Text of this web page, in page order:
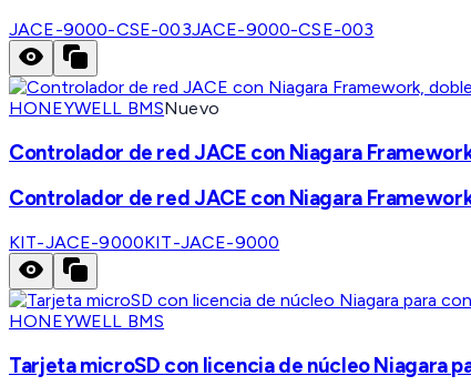
JACE-9000-CSE-003JACE-9000-CSE-003
HONEYWELL BMSNuevo
Controlador de red JACE con Niagara
Controlador de red JACE con Niagara
KIT-JACE-9000KIT-JACE-9000
HONEYWELL BMS
Tarjeta microSD con licencia de núcleo Niagara